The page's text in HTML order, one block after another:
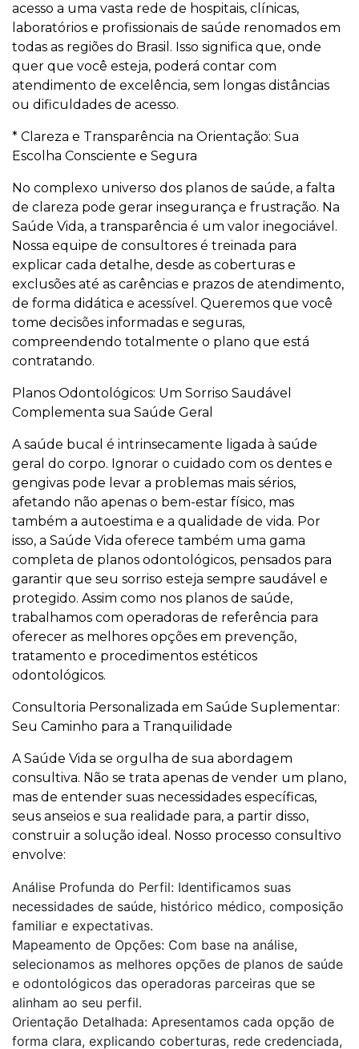
acesso a uma vasta rede de hospitais, clínicas,
laboratórios e profissionais de saúde renomados em
todas as regiões do Brasil. Isso significa que, onde
quer que você esteja, poderá contar com
atendimento de excelência, sem longas distâncias
ou dificuldades de acesso.
* Clareza e Transparência na Orientação: Sua
Escolha Consciente e Segura
No complexo universo dos planos de saúde, a falta
de clareza pode gerar insegurança e frustração. Na
Saúde Vida, a transparência é um valor inegociável.
Nossa equipe de consultores é treinada para
explicar cada detalhe, desde as coberturas e
exclusões até as carências e prazos de atendimento,
de forma didática e acessível. Queremos que você
tome decisões informadas e seguras,
compreendendo totalmente o plano que está
contratando.
Planos Odontológicos: Um Sorriso Saudável
Complementa sua Saúde Geral
A saúde bucal é intrinsecamente ligada à saúde
geral do corpo. Ignorar o cuidado com os dentes e
gengivas pode levar a problemas mais sérios,
afetando não apenas o bem-estar físico, mas
também a autoestima e a qualidade de vida. Por
isso, a Saúde Vida oferece também uma gama
completa de planos odontológicos, pensados para
garantir que seu sorriso esteja sempre saudável e
protegido. Assim como nos planos de saúde,
trabalhamos com operadoras de referência para
oferecer as melhores opções em prevenção,
tratamento e procedimentos estéticos
odontológicos.
Consultoria Personalizada em Saúde Suplementar:
Seu Caminho para a Tranquilidade
A Saúde Vida se orgulha de sua abordagem
consultiva. Não se trata apenas de vender um plano,
mas de entender suas necessidades específicas,
seus anseios e sua realidade para, a partir disso,
construir a solução ideal. Nosso processo consultivo
envolve:
Análise Profunda do Perfil: Identificamos suas
necessidades de saúde, histórico médico, composição
familiar e expectativas.
Mapeamento de Opções: Com base na análise,
selecionamos as melhores opções de planos de saúde
e odontológicos das operadoras parceiras que se
alinham ao seu perfil.
Orientação Detalhada: Apresentamos cada opção de
forma clara, explicando coberturas, rede credenciada,